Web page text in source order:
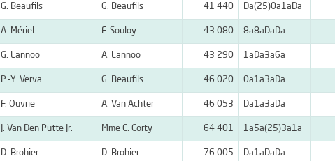
G. Beaufils G. Beaufils 41 440 Da(25)0a1aDa
A. Mériel F. Souloy 43 080 8a8aDaDa
G. Lannoo A. Lannoo 43 290 1aDa3a6a
P.-Y. Verva G. Beaufils 46 020 0a1a3aDa
F. Ouvrie A. Van Achter 46 053 Da1a3aDa
J. Van Den Putte Jr. Mme C. Corty 64 401 1a5a(25)3a1a
D. Brohier D. Brohier 76 005 Da1aDaDa